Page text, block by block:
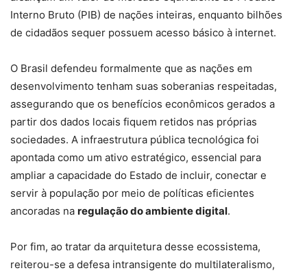
Interno Bruto (PIB) de nações inteiras, enquanto bilhões
de cidadãos sequer possuem acesso básico à internet.
O Brasil defendeu formalmente que as nações em
desenvolvimento tenham suas soberanias respeitadas,
assegurando que os benefícios econômicos gerados a
partir dos dados locais fiquem retidos nas próprias
sociedades. A infraestrutura pública tecnológica foi
apontada como um ativo estratégico, essencial para
ampliar a capacidade do Estado de incluir, conectar e
servir à população por meio de políticas eficientes
ancoradas na regulação do ambiente digital.
Por fim, ao tratar da arquitetura desse ecossistema,
reiterou-se a defesa intransigente do multilateralismo,